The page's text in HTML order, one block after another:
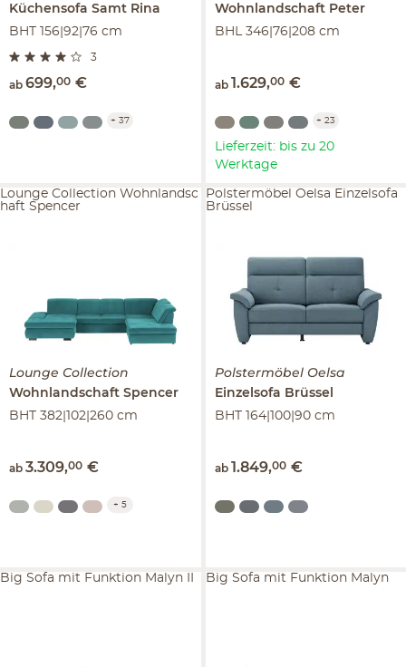
Küchensofa Samt Rina
BHT 156|92|76 cm
3
ab 699,00 €
+ 37
Wohnlandschaft Peter
BHL 346|76|208 cm
ab 1.629,00 €
+ 23
Lieferzeit: bis zu 20
Werktage
Lounge Collection
Wohnlandschaft Spencer
BHT 382|102|260 cm
ab 3.309,00 €
Lounge Collection Wohnlandsc
haft Spencer
+ 5
Polstermöbel Oelsa
Einzelsofa Brüssel
BHT 164|100|90 cm
ab 1.849,00 €
Polstermöbel Oelsa Einzelsofa
Brüssel
Big Sofa mit Funktion Malyn II Big Sofa mit Funktion Malyn